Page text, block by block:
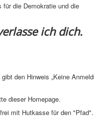
für die Demokratie und die
ich dich.
den Hinweis „Keine
dieser Homepage.
mit Hutkasse für den "Pfad".